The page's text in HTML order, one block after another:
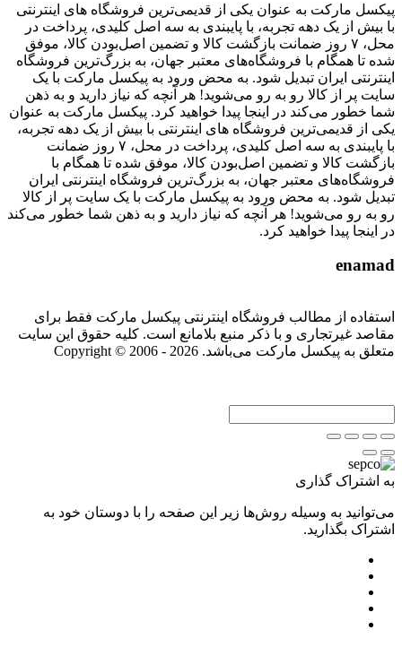
پیکسل مارکت به عنوان یکی از قدیمی‌ترین فروشگاه های اینترنتی
با بیش از یک دهه تجربه، با پایبندی به سه اصل کلیدی، پرداخت در
محل، ۷ روز ضمانت بازگشت کالا و تضمین اصل‌بودن کالا، موفق
شده تا همگام با فروشگاه‌های معتبر جهان، به بزرگ‌ترین فروشگاه
اینترنتی ایران تبدیل شود. به محض ورود به پیکسل مارکت با یک
سایت پر از کالا رو به رو می‌شوید! هر آنچه که نیاز دارید و به ذهن
شما خطور می‌کند در اینجا پیدا خواهید کرد. پیکسل مارکت به عنوان
یکی از قدیمی‌ترین فروشگاه های اینترنتی با بیش از یک دهه تجربه،
با پایبندی به سه اصل کلیدی، پرداخت در محل، ۷ روز ضمانت
بازگشت کالا و تضمین اصل‌بودن کالا، موفق شده تا همگام با
فروشگاه‌های معتبر جهان، به بزرگ‌ترین فروشگاه اینترنتی ایران
تبدیل شود. به محض ورود به پیکسل مارکت با یک سایت پر از کالا
رو به رو می‌شوید! هر آنچه که نیاز دارید و به ذهن شما خطور می‌کند
در اینجا پیدا خواهید کرد.
enamad
استفاده از مطالب فروشگاه اینترنتی پیکسل مارکت فقط برای
مقاصد غیرتجاری و با ذکر منبع بلامانع است. کلیه حقوق این سایت
متعلق به پیکسل مارکت می‌باشد. Copyright © 2006 - 2026
به اشتراک گذاری
می‌توانید به وسیله روش‌ها زیر این صفحه را با دوستان خود به
اشتراک بگذارید.